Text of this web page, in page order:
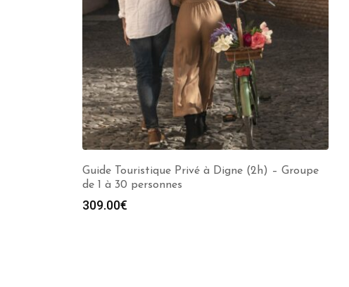
Guide Touristique Privé à Digne (2h) – Groupe
de 1 à 30 personnes
309.00€